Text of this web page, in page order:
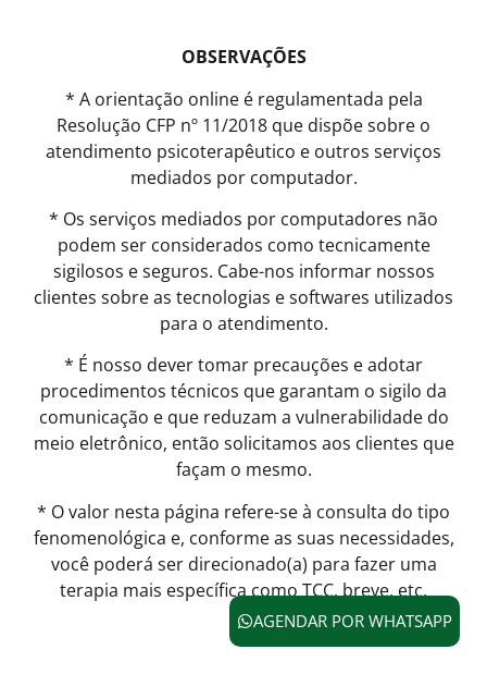
OBSERVAÇÕES
* A orientação online é regulamentada pela
Resolução CFP nº 11/2018 que dispõe sobre o
atendimento psicoterapêutico e outros serviços
mediados por computador.
* Os serviços mediados por computadores não
podem ser considerados como tecnicamente
sigilosos e seguros. Cabe-nos informar nossos
clientes sobre as tecnologias e softwares utilizados
para o atendimento.
* É nosso dever tomar precauções e adotar
procedimentos técnicos que garantam o sigilo da
comunicação e que reduzam a vulnerabilidade do
meio eletrônico, então solicitamos aos clientes que
façam o mesmo.
* O valor nesta página refere-se à consulta do tipo
fenomenológica e, conforme as suas necessidades,
você poderá ser direcionado(a) para fazer uma
terapia mais específica como TCC, breve, etc.
AGENDAR POR WHATSAPP